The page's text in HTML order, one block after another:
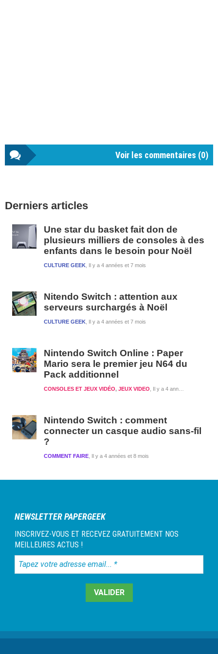
Voir les commentaires (0)
latérale
Derniers articles
Une star du basket fait don de
plusieurs milliers de consoles à des
enfants dans le besoin pour Noël
Il y a 4 années et 7 mois
CULTURE GEEK
Nitendo Switch : attention aux
serveurs surchargés à Noël
Il y a 4 années et 7 mois
CULTURE GEEK
Nintendo Switch Online : Paper
Mario sera le premier jeu N64 du
Pack additionnel
Il y a 4 années et 8 mois
CONSOLES ET JEUX VIDÉO, JEUX VIDEO
Nintendo Switch : comment
connecter un casque audio sans-fil
?
Il y a 4 années et 8 mois
COMMENT FAIRE
NEWSLETTER PAPERGEEK
INSCRIVEZ-VOUS ET RECEVEZ GRATUITEMENT NOS
MEILLEURES ACTUS !
Tapez
votre